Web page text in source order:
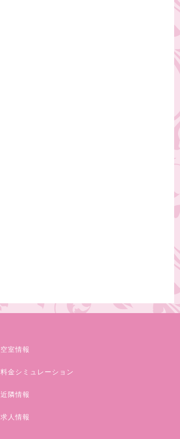
空室情報
料金シミュレーション
近隣情報
求人情報